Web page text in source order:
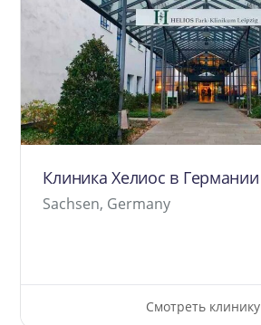
Клиника Хелиос в Германии
Sachsen, Germany
Смотреть клинику